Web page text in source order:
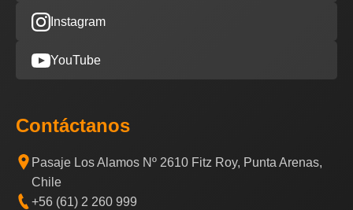
Instagram
YouTube
Contáctanos
Pasaje Los Alamos Nº 2610 Fitz Roy, Punta Arenas,
Chile
+56 (61) 2 260 999